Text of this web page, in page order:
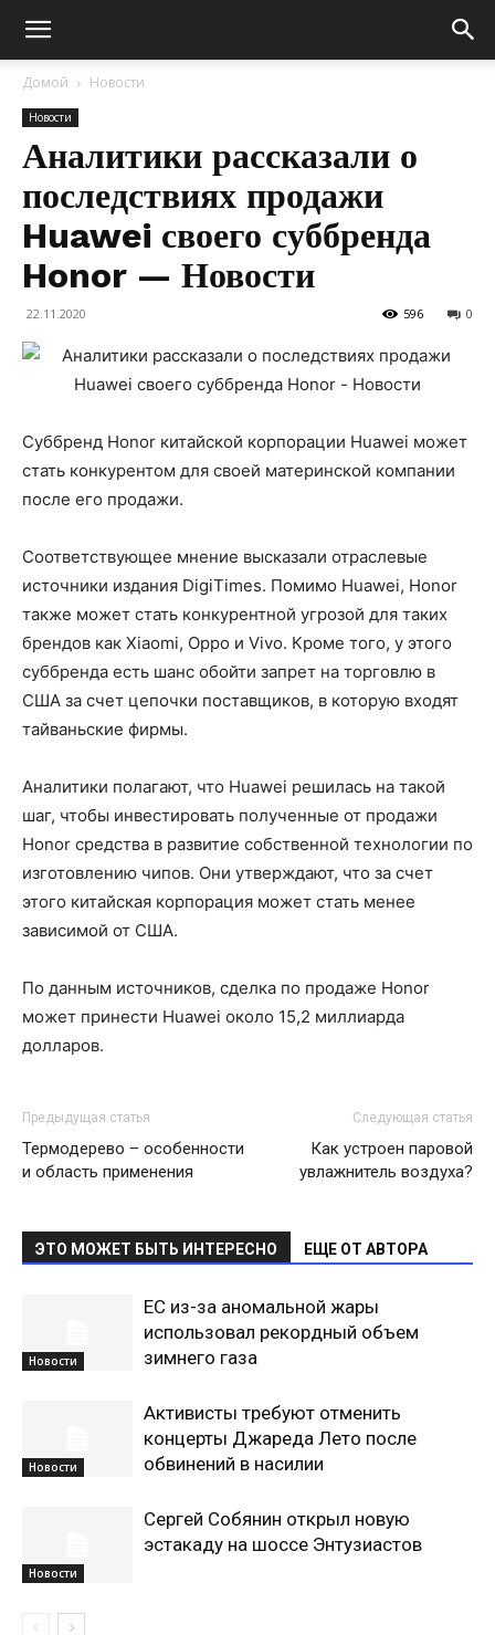
Домой Новости
Новости
Аналитики рассказали о
последствиях продажи
Huawei своего суббренда
Honor — Новости
22.11.2020 0
596
Суббренд Honor китайской корпорации Huawei может
стать конкурентом для своей материнской компании
после его продажи.
Соответствующее мнение высказали отраслевые
источники издания DigiTimes. Помимо Huawei, Honor
также может стать конкурентной угрозой для таких
брендов как Xiaomi, Oppo и Vivo. Кроме того, у этого
суббренда есть шанс обойти запрет на торговлю в
США за счет цепочки поставщиков, в которую входят
тайваньские фирмы.
Аналитики полагают, что Huawei решилась на такой
шаг, чтобы инвестировать полученные от продажи
Honor средства в развитие собственной технологии по
изготовлению чипов. Они утверждают, что за счет
этого китайская корпорация может стать менее
зависимой от США.
По данным источников, сделка по продаже Honor
может принести Huawei около 15,2 миллиарда
долларов.
Предыдущая статья
Термодерево – особенности
и область применения
Следующая статья
Как устроен паровой
увлажнитель воздуха?
ЭТО МОЖЕТ БЫТЬ ИНТЕРЕСНО ЕЩЕ ОТ АВТОРА
Новости
ЕС из-за аномальной жары
использовал рекордный объем
зимнего газа
Новости
Активисты требуют отменить
концерты Джареда Лето после
обвинений в насилии
Новости
Сергей Собянин открыл новую
эстакаду на шоссе Энтузиастов